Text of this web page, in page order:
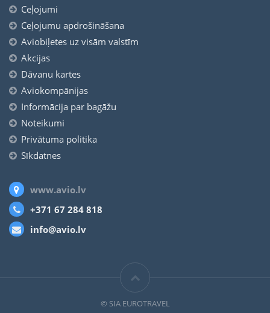
Ceļojumi
Ceļojumu apdrošināšana
Aviobiļetes uz visām valstīm
Akcijas
Dāvanu kartes
Aviokompānijas
Informācija par bagāžu
Noteikumi
Privātuma politika
Sīkdatnes
www.avio.lv
+371 67 284 818
info@avio.lv
© SIA EUROTRAVEL